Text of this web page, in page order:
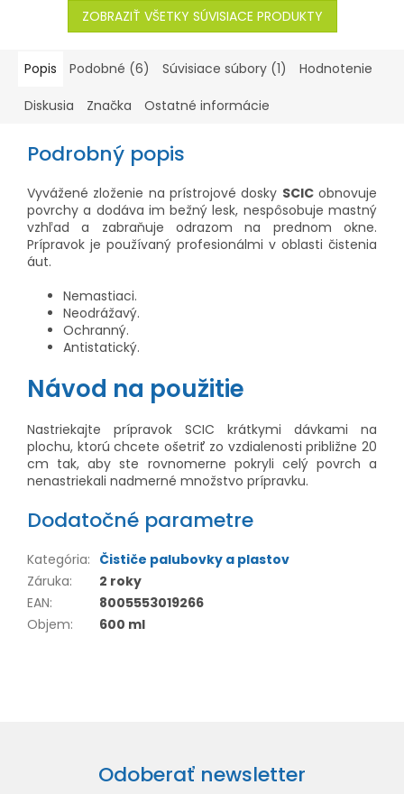
ZOBRAZIŤ VŠETKY SÚVISIACE PRODUKTY
Popis Podobné (6) Súvisiace súbory (1) Hodnotenie
Diskusia Značka Ostatné informácie
Podrobný popis
Vyvážené zloženie na prístrojové dosky SCICobnovuje
povrchy a dodáva im bežný lesk, nespôsobuje mastný
vzhľad a zabraňuje odrazom na prednom okne.
Prípravok je používaný profesionálmi v oblasti čistenia
áut.
Nemastiaci.
Neodrážavý.
Ochranný.
Antistatický.
Návod na použitie
Nastriekajte prípravok SCIC krátkymi dávkami na
plochu, ktorú chcete ošetriť zo vzdialenosti približne 20
cm tak, aby ste rovnomerne pokryli celý povrch a
nenastriekali nadmerné množstvo prípravku.
Dodatočné parametre
Kategória: Čističe palubovky a plastov
Záruka:
2 roky
EAN:
8005553019266
Objem: 600 ml
Odoberať newsletter